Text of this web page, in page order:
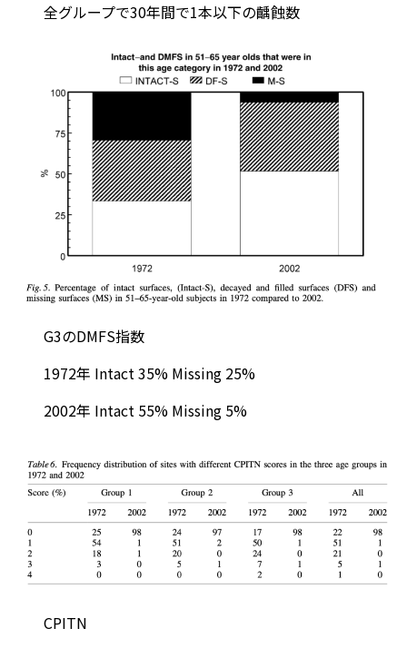
全グループで30年間で1本以下の齲蝕数
G3のDMFS指数
1972年 Intact 35% Missing 25%
2002年 Intact 55% Missing 5%
CPITN